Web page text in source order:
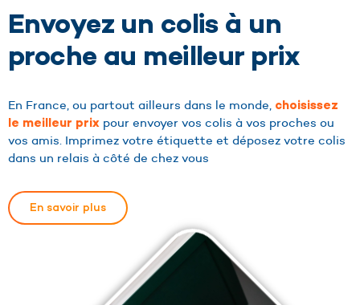
Envoyez un colis à un
proche au meilleur prix
En France, ou partout ailleurs dans le monde, choisissez
le meilleur prix pour envoyer vos colis à vos proches ou
vos amis. Imprimez votre étiquette et déposez votre colis
dans un relais à côté de chez vous
En savoir plus